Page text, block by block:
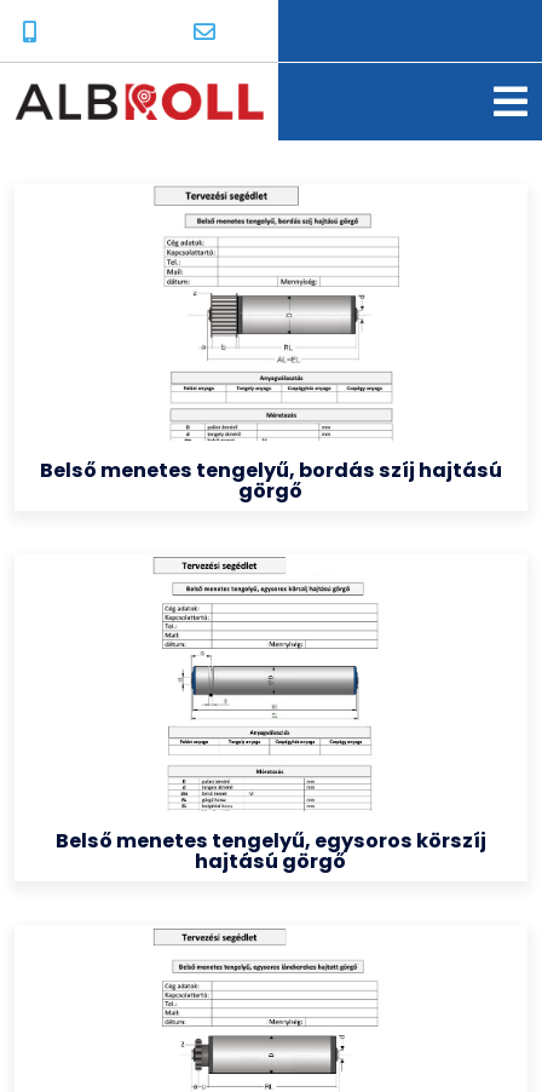
Belső menetes tengelyű, bordás szíj hajtású
görgő
Belső menetes tengelyű, egysoros körszíj
hajtású görgő